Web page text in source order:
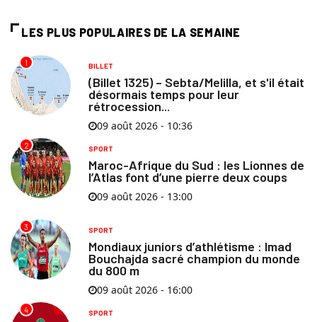
LES PLUS POPULAIRES DE LA SEMAINE
1 BILLET
(Billet 1325) – Sebta/Melilla, et s'il était
désormais temps pour leur
rétrocession...
09 août 2026 - 10:36
2 SPORT
Maroc-Afrique du Sud : les Lionnes de
l’Atlas font d’une pierre deux coups
09 août 2026 - 13:00
3 SPORT
Mondiaux juniors d’athlétisme : Imad
Bouchajda sacré champion du monde
du 800 m
09 août 2026 - 16:00
4 SPORT